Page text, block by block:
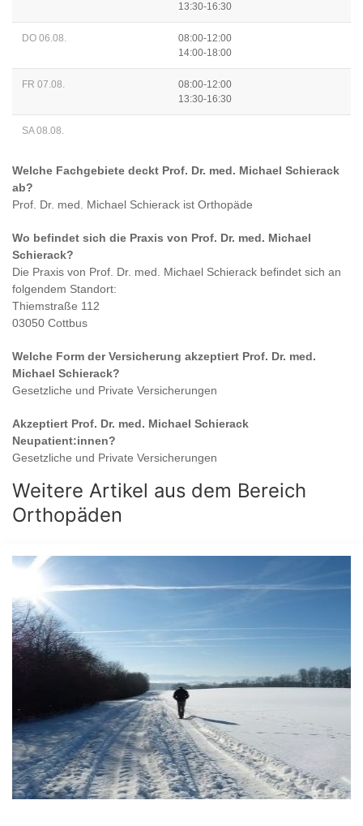
13:30-16:30
DO 06.08.
08:00-12:00
14:00-18:00
FR 07.08.
08:00-12:00
13:30-16:30
SA 08.08.
Welche Fachgebiete deckt Prof. Dr. med. Michael Schierack
ab?
Prof. Dr. med. Michael Schierack ist Orthopäde
Wo befindet sich die Praxis von Prof. Dr. med. Michael
Schierack?
Die Praxis von Prof. Dr. med. Michael Schierack befindet sich an
folgendem Standort:
Thiemstraße 112
03050 Cottbus
Welche Form der Versicherung akzeptiert Prof. Dr. med.
Michael Schierack?
Gesetzliche und Private Versicherungen
Akzeptiert Prof. Dr. med. Michael Schierack
Neupatient:innen?
Gesetzliche und Private Versicherungen
Weitere Artikel aus dem Bereich
Orthopäden